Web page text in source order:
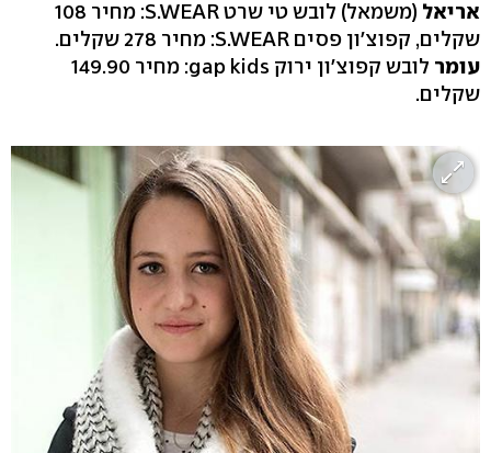
אריאל
(משמאל) לובש טי שרט S.WEAR: מחיר 108
שקלים, קפוצ'ון פסים S.WEAR: מחיר 278 שקלים.
עומר
לובש קפוצ'ון ירוק gap kids: מחיר 149.90
שקלים.